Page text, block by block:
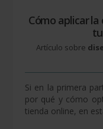
Cómo aplicar
Artículo sobre
Si en la primera
por qué y cómo
tienda online, en